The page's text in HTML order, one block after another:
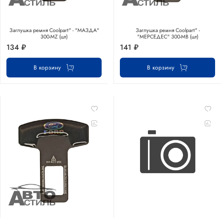
Заглушка ремня Coolpart" - "МАЗДА"
300-MZ (шт)
134 ₽
В корзину
Заглушка ремня Coolpart" -
"МЕРСЕДЕС" 300-MB (шт)
141 ₽
В корзину